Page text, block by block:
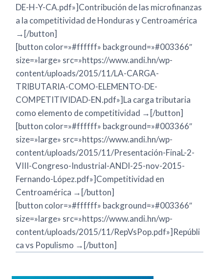
DE-H-Y-CA.pdf»]Contribución de las microfinanzas
a la competitividad de Honduras y Centroamérica
→[/button]
[button color=»#ffffff» background=»#003366″
size=»large» src=»https://www.andi.hn/wp-
content/uploads/2015/11/LA-CARGA-
TRIBUTARIA-COMO-ELEMENTO-DE-
COMPETITIVIDAD-EN.pdf»]La carga tributaria
como elemento de competitividad →[/button]
[button color=»#ffffff» background=»#003366″
size=»large» src=»https://www.andi.hn/wp-
content/uploads/2015/11/Presentación-FinaL-2-
VIII-Congreso-Industrial-ANDI-25-nov-2015-
Fernando-López.pdf»]Competitividad en
Centroamérica →[/button]
[button color=»#ffffff» background=»#003366″
size=»large» src=»https://www.andi.hn/wp-
content/uploads/2015/11/RepVsPop.pdf»]Repúbli
ca vs Populismo →[/button]